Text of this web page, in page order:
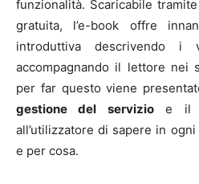
funzionalità. Scaricabile
gratuita, l’e-book offre
introduttiva descrivendo i
accompagnando il lettore nei
per far questo viene
gestione del servizioe il
all’utilizzatore di sapere in
e per cosa.